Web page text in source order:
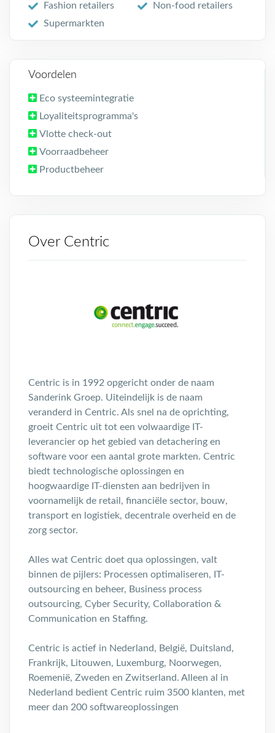
Fashion retailers
Non-food retailers
Supermarkten
Voordelen
Eco systeemintegratie
Loyaliteitsprogramma's
Vlotte check-out
Voorraadbeheer
Productbeheer
Over Centric
Centric is in 1992 opgericht onder de naam
Sanderink Groep. Uiteindelijk is de naam
veranderd in Centric. Als snel na de oprichting,
groeit Centric uit tot een volwaardige IT-
leverancier op het gebied van detachering en
software voor een aantal grote markten. Centric
biedt technologische oplossingen en
hoogwaardige IT-diensten aan bedrijven in
voornamelijk de retail, financiële sector, bouw,
transport en logistiek, decentrale overheid en de
zorg sector.
Alles wat Centric doet qua oplossingen, valt
binnen de pijlers: Processen optimaliseren, IT-
outsourcing en beheer, Business process
outsourcing, Cyber Security, Collaboration &
Communication en Staffing.
Centric is actief in Nederland, België, Duitsland,
Frankrijk, Litouwen, Luxemburg, Noorwegen,
Roemenië, Zweden en Zwitserland. Alleen al in
Nederland bedient Centric ruim 3500 klanten, met
meer dan 200 softwareoplossingen